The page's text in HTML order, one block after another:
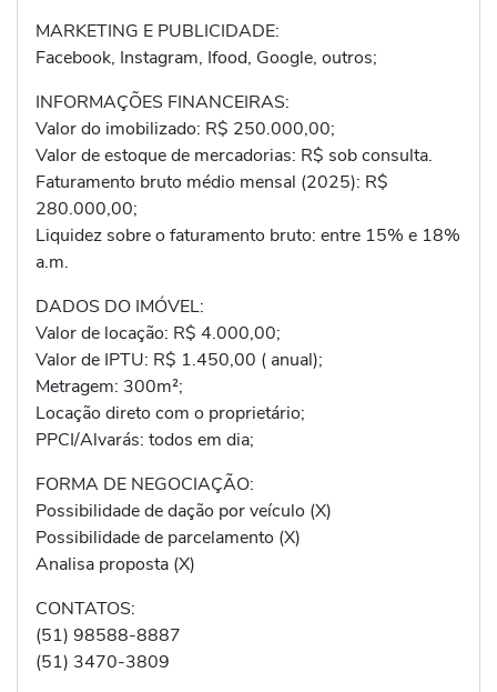
MARKETING E PUBLICIDADE:
Facebook, Instagram, Ifood, Google, outros;
INFORMAÇÕES FINANCEIRAS:
Valor do imobilizado: R$ 250.000,00;
Valor de estoque de mercadorias: R$ sob consulta.
Faturamento bruto médio mensal (2025): R$
280.000,00;
Liquidez sobre o faturamento bruto: entre 15% e 18%
a.m.
DADOS DO IMÓVEL:
Valor de locação: R$ 4.000,00;
Valor de IPTU: R$ 1.450,00 ( anual);
Metragem: 300m²;
Locação direto com o proprietário;
PPCI/Alvarás: todos em dia;
FORMA DE NEGOCIAÇÃO:
Possibilidade de dação por veículo (X)
Possibilidade de parcelamento (X)
Analisa proposta (X)
CONTATOS:
(51) 98588-8887
(51) 3470-3809